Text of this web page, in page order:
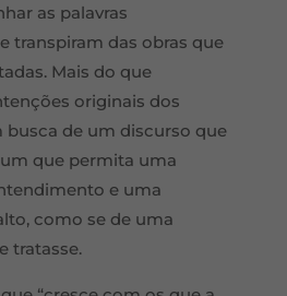
as palavras
transpiram das obras que
Mais do que
originais dos
busca de um discurso que
que permita uma
e uma
como se de uma
tratasse.